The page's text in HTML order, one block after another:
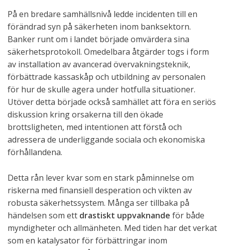
På en bredare samhällsnivå ledde incidenten till en
förändrad syn på säkerheten inom banksektorn.
Banker runt om i landet började omvärdera sina
säkerhetsprotokoll. Omedelbara åtgärder togs i form
av installation av avancerad övervakningsteknik,
förbättrade kassaskåp och utbildning av personalen
för hur de skulle agera under hotfulla situationer.
Utöver detta började också samhället att föra en seriös
diskussion kring orsakerna till den ökade
brottsligheten, med intentionen att förstå och
adressera de underliggande sociala och ekonomiska
förhållandena.
Detta rån lever kvar som en stark påminnelse om
riskerna med finansiell desperation och vikten av
robusta säkerhetssystem. Många ser tillbaka på
händelsen som ett drastiskt uppvaknande för både
myndigheter och allmänheten. Med tiden har det verkat
som en katalysator för förbättringar inom